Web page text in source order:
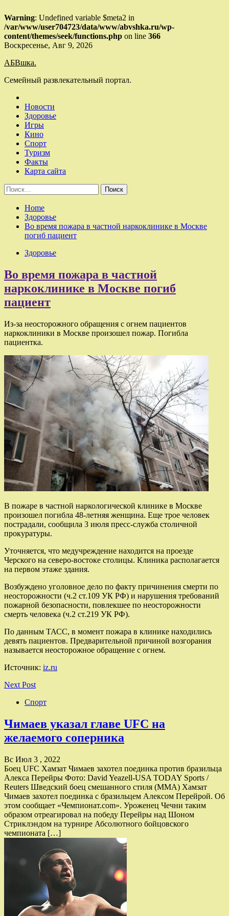
Warning: Undefined variable $meta2 in
/var/www/user704723/data/www/abvshka.ru/wp-
content/themes/seek/functions.php on line 366
Skip
content
Воскресенье, Авг 9, 2026
АБВшка.
Семейный развлекательный портал.
Новости
Здоровье
Игры
Кино
Спорт
Туризм
Факты
Карта сайта
Найти:
Home
Здоровье
Во время пожара в частной наркоклинике в Москве
погиб пациент
Здоровье
Во время пожара в частной
наркоклинике в Москве погиб
пациент
Из-за неосторожного обращения с огнем пациентов
наркоклиники в Москве произошел пожар. Погибла
пациентка.
В пожаре в частной наркологической клинике в Москве
произошел погибла 48-летняя женщина. Еще трое человек
пострадали, сообщила 3 июля пресс-служба столичной
прокуратуры.
Уточняется, что медучреждение находится на проезде
Черского на северо-востоке столицы. Клиника располагается
на первом этаже здания.
Возбуждено уголовное дело по факту причинения смерти по
неосторожности (ч.2 ст.109 УК РФ) и нарушения требований
пожарной безопасности, повлекшее по неосторожности
смерть человека (ч.2 ст.219 УК РФ).
По данным ТАСС, в момент пожара в клинике находились
девять пациентов. Предварительной причиной возгорания
называется неосторожное обращение с огнем.
Источник: iz.ru
Next Post
Спорт
Чимаев указал главе UFC на
желаемого соперника
Вс Июл 3 , 2022
Боец UFC Хамзат Чимаев захотел поединка против бразильца
Алекса Перейры Фото: David Yeazell-USA TODAY Sports /
Reuters Шведский боец смешанного стиля (MMA) Хамзат
Чимаев захотел поединка с бразильцем Алексом Перейрой. Об
этом сообщает «Чемпионат.com». Уроженец Чечни таким
образом отреагировал на победу Перейры над Шоном
Стриклэндом на турнире Абсолютного бойцовского
чемпионата […]